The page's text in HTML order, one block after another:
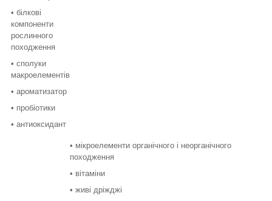
• білкові
компоненти
рослинного
походження
• сполуки
макроелементів
• ароматизатор
• пробіотики
• антиоксидант
• мікроелементи органічного і неорганічного
походження
• вітаміни
• живі дріжджі